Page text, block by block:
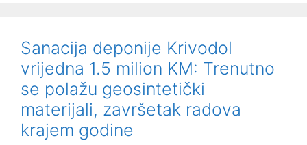
Sanacija deponije Krivodol
vrijedna 1.5 milion KM: Trenutno
se polažu geosintetički
materijali, završetak radova
krajem godine